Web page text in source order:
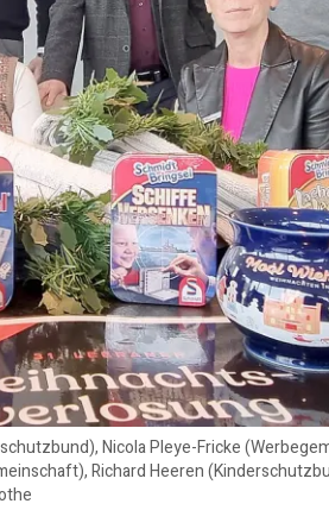
Nicola Pleye-Fricke
Richard Heeren